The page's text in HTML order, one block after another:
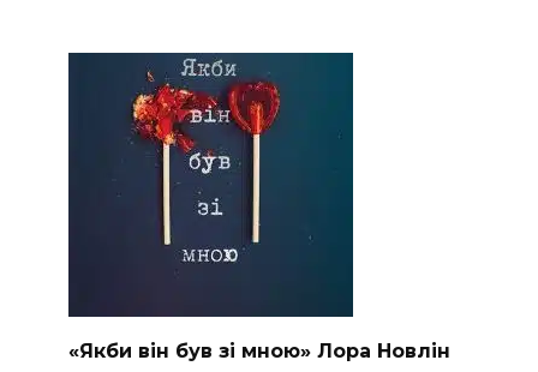
«Якби він був зі мною» Лора Новлін